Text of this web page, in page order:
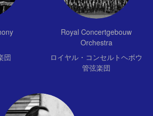
団
Royal Concertgebouw
Orchestra
ロイヤル・コンセルトヘボウ
管弦楽団